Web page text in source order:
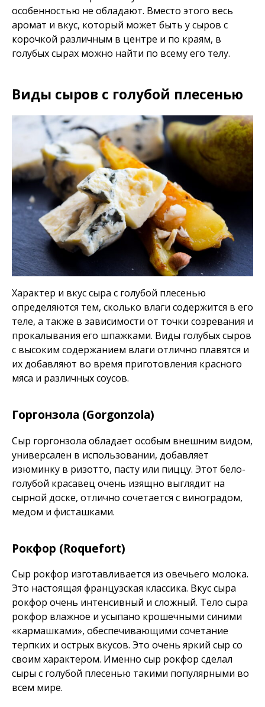
особенностью не обладают. Вместо этого весь
аромат и вкус, который может быть у сыров с
корочкой различным в центре и по краям, в
голубых сырах можно найти по всему его телу.
Виды сыров с голубой плесенью
Характер и вкус сыра с голубой плесенью
определяются тем, сколько влаги содержится в его
теле, а также в зависимости от точки созревания и
прокалывания его шпажками. Виды голубых сыров
с высоким содержанием влаги отлично плавятся и
их добавляют во время приготовления красного
мяса и различных соусов.
Горгонзола (Gorgonzola)
Сыр горгонзола обладает особым внешним видом,
универсален в использовании, добавляет
изюминку в ризотто, пасту или пиццу. Этот бело-
голубой красавец очень изящно выглядит на
сырной доске, отлично сочетается с виноградом,
медом и фисташками.
Рокфор (Roquefort)
Сыр рокфор изготавливается из овечьего молока.
Это настоящая французская классика. Вкус сыра
рокфор очень интенсивный и сложный. Тело сыра
рокфор влажное и усыпано крошечными синими
«кармашками», обеспечивающими сочетание
терпких и острых вкусов. Это очень яркий сыр со
своим характером. Именно сыр рокфор сделал
сыры с голубой плесенью такими популярными во
всем мире.